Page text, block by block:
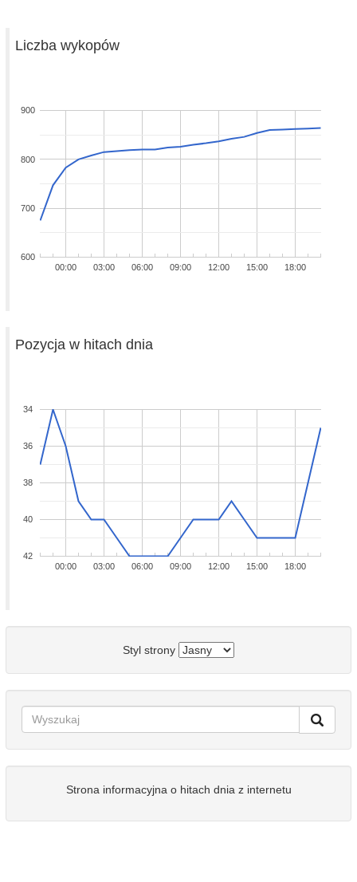
Liczba wykopów
00:00 03:00 06:00 09:00 12:00 15:00 18:00
600
700
800
900
Pozycja w hitach dnia
00:00 03:00 06:00 09:00 12:00 15:00 18:00
34
36
38
40
42
Styl strony
Strona informacyjna o hitach dnia z internetu